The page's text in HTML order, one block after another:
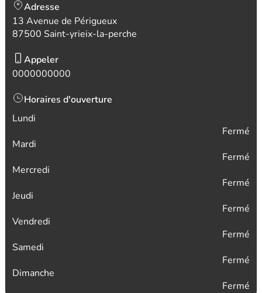
Adresse
13 Avenue de Périgueux
87500 Saint-yrieix-la-perche
Appeler
0000000000
Horaires d'ouverture
Lundi
Fermé
Mardi
Fermé
Mercredi
Fermé
Jeudi
Fermé
Vendredi
Fermé
Samedi
Fermé
Dimanche
Fermé